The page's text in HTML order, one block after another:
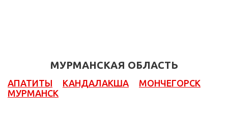
МУРМАНСКАЯ ОБЛАСТЬ
АПАТИТЫ КАНДАЛАКША
МОНЧЕГОРСК
МУРМАНСК